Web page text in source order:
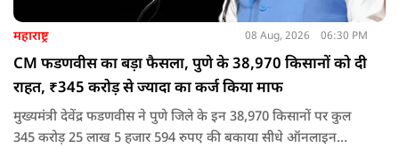
महाराष्ट्र 08 Aug, 2026 06:30 PM
CM फडणवीस का बड़ा फैसला, पुणे के 38,970 किसानों को दी
राहत, ₹345 करोड़ से ज्यादा का कर्ज किया माफ
मुख्यमंत्री देवेंद्र फडणवीस ने पुणे जिले के इन 38,970 किसानों पर कुल
345 करोड़ 25 लाख 5 हजार 594 रुपए की बकाया सीधे ऑनलाइन